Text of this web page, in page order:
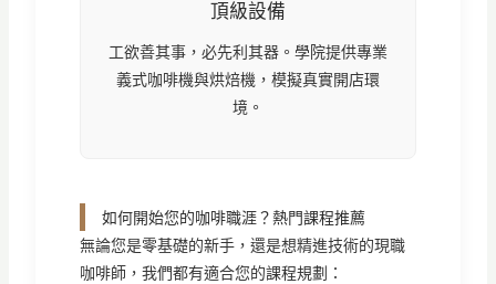
頂級設備
工欲善其事，必先利其器。學院提供專業
義式咖啡機與烘焙機，模擬真實開店環
境。
如何開始您的咖啡職涯？熱門課程推薦
無論您是零基礎的新手，還是想精進技術的現職
咖啡師，我們都有適合您的課程規劃：